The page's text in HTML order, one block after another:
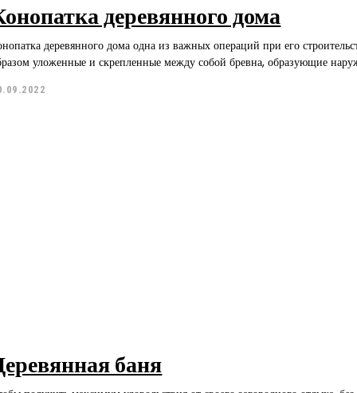
деревянного дома
деревянного дома одна из важных операций при его
уложенные и скрепленные между собой бревна, образующие
баня